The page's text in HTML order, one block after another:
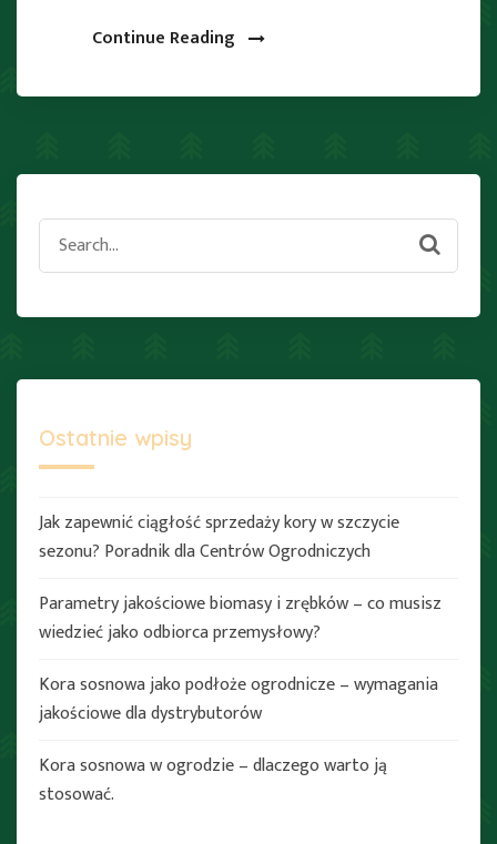
Continue Reading
Search
for:
Ostatnie wpisy
Jak zapewnić ciągłość sprzedaży kory w szczycie
sezonu? Poradnik dla Centrów Ogrodniczych
Parametry jakościowe biomasy i zrębków – co musisz
wiedzieć jako odbiorca przemysłowy?
Kora sosnowa jako podłoże ogrodnicze – wymagania
jakościowe dla dystrybutorów
Kora sosnowa w ogrodzie – dlaczego warto ją
stosować.